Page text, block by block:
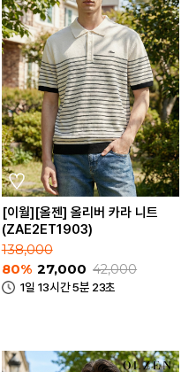
[이월][올젠] 올리버 카라 니트
(ZAE2ET1903)
138,000
80% 27,000 42,000
1일 13시간 5분 23초